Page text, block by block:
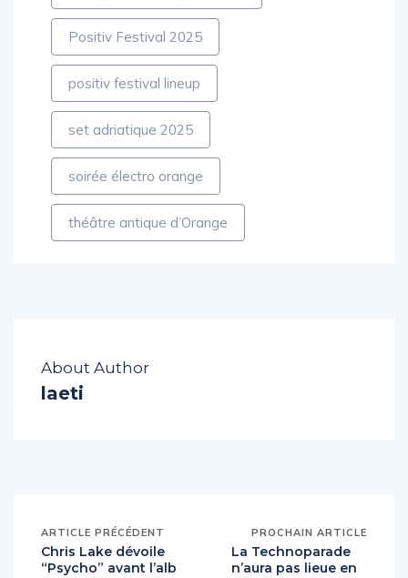
musique électronique france
Positiv Festival 2025
positiv festival lineup
set adriatique 2025
soirée électro orange
théâtre antique d’Orange
About Author
ARTICLE PRÉCÉDENT
Chris Lake dévoile
PROCHAIN ARTICLE
La Technoparade